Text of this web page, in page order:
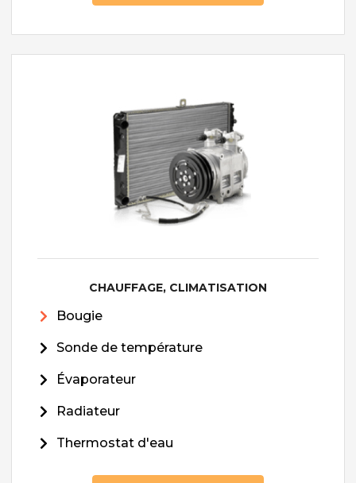
CHAUFFAGE, CLIMATISATION
Bougie
Sonde de température
Évaporateur
Radiateur
Thermostat d'eau